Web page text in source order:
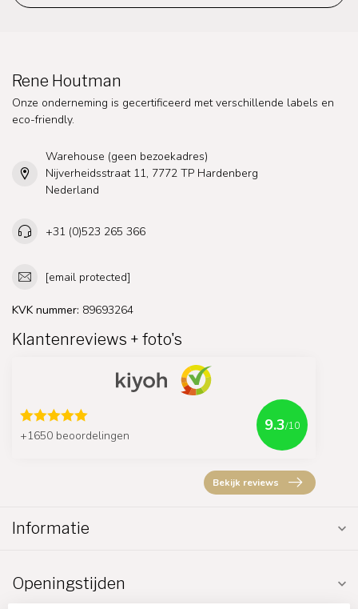
Rene Houtman
Onze onderneming is gecertificeerd met verschillende labels en
eco-friendly.
Warehouse (geen bezoekadres)
Nijverheidsstraat 11, 7772 TP Hardenberg
Nederland
+31 (0)523 265 366
[email protected]
KVK nummer: 89693264
Klantenreviews + foto's
+1650 beoordelingen
9.3/10
Bekijk reviews
Informatie
Openingstijden